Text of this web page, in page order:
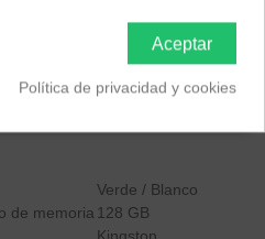
Verde / Blanco
de memoria128 GB
Aceptar
Política de privacidad y cookies